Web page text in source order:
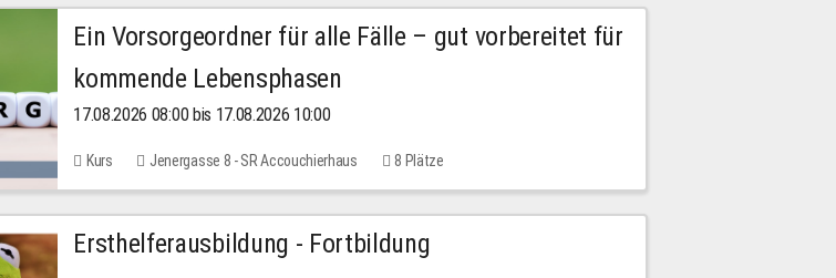
Ein Vorsorgeordner für alle Fälle – gut vorbereitet für
kommende Lebensphasen
17.08.2026 08:00 bis 17.08.2026 10:00
Kurs Jenergasse 8 - SR Accouchierhaus 8 Plätze
Ersthelferausbildung - Fortbildung